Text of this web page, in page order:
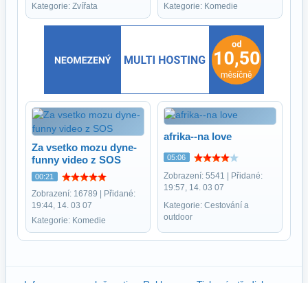
Kategorie: Zvířata
Kategorie: Komedie
Za vsetko mozu dyne-
funny video z SOS
00:21
Zobrazení: 16789 | Přidané:
19:44, 14. 03 07
Kategorie: Komedie
afrika--na love
05:06
Zobrazení: 5541 | Přidané:
19:57, 14. 03 07
Kategorie: Cestování a
outdoor